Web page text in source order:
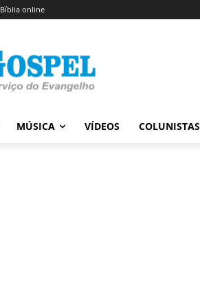
Bíblia online
MÚSICA VÍDEOS COLUNISTAS